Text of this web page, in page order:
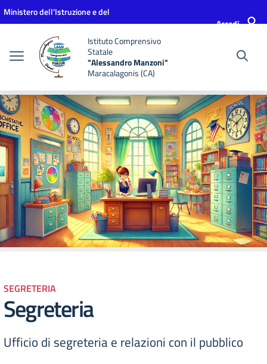
Vai ai contenuti
Vai al menu di navigazione
Vai al footer
Ministero dell'Istruzione e del
Accedi
Istituto Comprensivo
Statale
"Alessandro Manzoni"
Maracalagonis (CA)
SEGRETERIA
Segreteria
Ufficio di segreteria e relazioni con il pubblico